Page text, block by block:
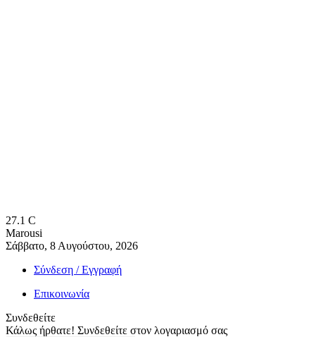
27.1 C
Marousi
Σάββατο, 8 Αυγούστου, 2026
Σύνδεση / Εγγραφή
Επικοινωνία
Συνδεθείτε
Κάλως ήρθατε! Συνδεθείτε στον λογαριασμό σας